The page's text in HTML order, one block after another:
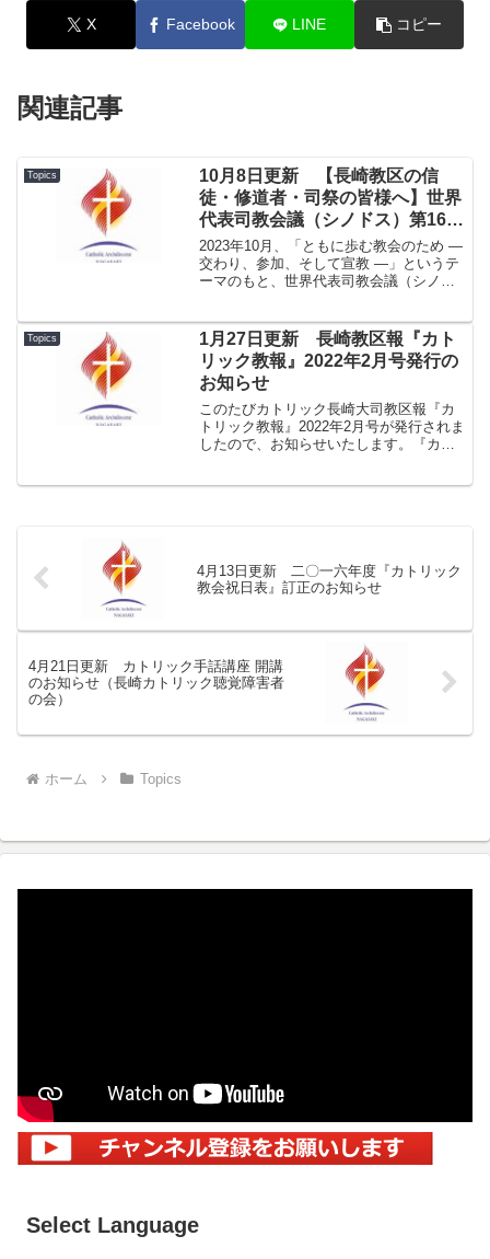
X Facebook LINE コピー
関連記事
Topics
10月8日更新 【長崎教区の信
徒・修道者・司祭の皆様へ】世界
代表司教会議（シノドス）第16回
通常総会 教区シノドスへの協力
のお願い
2023年10月、「ともに歩む教会のため ―
交わり、参加、そして宣教 ―」というテ
ーマのもと、世界代表司教会議（シノド
は、今年2021年10月から始まります。
本日1...
Topics
1月27日更新 長崎教区報『カト
リック教報』2022年2月号発行の
お知らせ
このたびカトリック長崎大司教区報『カ
トリック教報』2022年2月号が発行されま
したので、お知らせいたします。『カト
4月13日更新 二〇一六年度『カトリック
教会祝日表』訂正のお知らせ
4月21日更新 カトリック手話講座 開講
のお知らせ（長崎カトリック聴覚障害者
の会）
ホーム Topics
Select Language